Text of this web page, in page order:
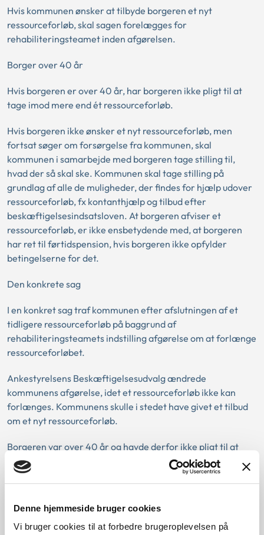
Denne hjemmeside bruger cookies
Vi bruger cookies til at forbedre brugeroplevelsen på
Hvis kommunen ønsker at tilbyde borgeren et nyt
ressourceforløb, skal sagen forelægges for
rehabiliteringsteamet inden afgørelsen.
Borger over 40 år
Hvis borgeren er over 40 år, har borgeren ikke pligt til at
tage imod mere end ét ressourceforløb.
Hvis borgeren ikke ønsker et nyt ressourceforløb, men
fortsat søger om forsørgelse fra kommunen, skal
kommunen i samarbejde med borgeren tage stilling til,
hvad der så skal ske. Kommunen skal tage stilling på
grundlag af alle de muligheder, der findes for hjælp udover
ressourceforløb, fx kontanthjælp og tilbud efter
beskæftigelsesindsatsloven. At borgeren afviser et
ressourceforløb, er ikke ensbetydende med, at borgeren
har ret til førtidspension, hvis borgeren ikke opfylder
betingelserne for det.
Den konkrete sag
I en konkret sag traf kommunen efter afslutningen af et
tidligere ressourceforløb på baggrund af
rehabiliteringsteamets indstilling afgørelse om at forlænge
ressourceforløbet.
Ankestyrelsens Beskæftigelsesudvalg ændrede
kommunens afgørelse, idet et ressourceforløb ikke kan
forlænges. Kommunens skulle i stedet have givet et tilbud
om et nyt ressourceforløb.
Borgeren var over 40 år og havde derfor ikke pligt til at
tage imod kommunens tilbud om et nyt ressourceforløb.
Kommunen måtte derfor i samarbejde med borgeren tage
herefter kunne tilbydes, hvis hun fortsat ønskede
forsørgelse fra kommunen.